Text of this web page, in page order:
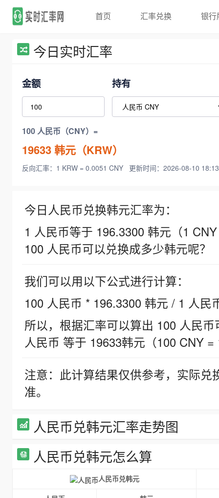
首页 汇率兑换 银行
今日实时汇率
金额 持有
100 人民币（CNY）=
19633韩元（KRW）
反向汇率：1 KRW = 0.0051 CNY 更新时间：2026-08-10
今日人民币兑换韩元汇率为：
1 人民币等于 196.3300 韩元（1
100 人民币可以兑换成多少韩元呢？
我们可以用以下公式进行计算：
100 人民币 * 196.3300 韩元 / 1 人民
所以，根据汇率可以算出 100 人民
人民币 等于 19633韩元（100 CNY =
注意：此计算结果仅供参考，实际
准。
人民币兑韩元汇率走势图
人民币兑韩元怎么算
人民币兑韩元